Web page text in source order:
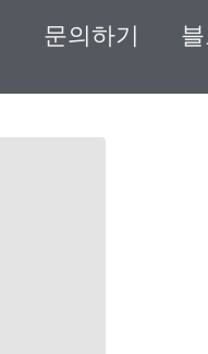
문의하기